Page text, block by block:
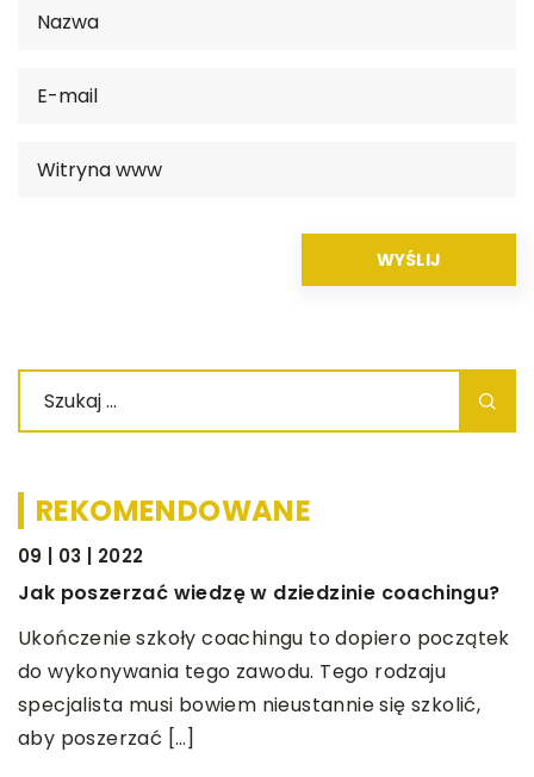
REKOMENDOWANE
ŻYCIE I CZŁOWIEK
09 | 03 | 2022
Jak poszerzać wiedzę w dziedzinie coachingu?
Ukończenie szkoły coachingu to dopiero początek
do wykonywania tego zawodu. Tego rodzaju
specjalista musi bowiem nieustannie się szkolić,
aby poszerzać […]